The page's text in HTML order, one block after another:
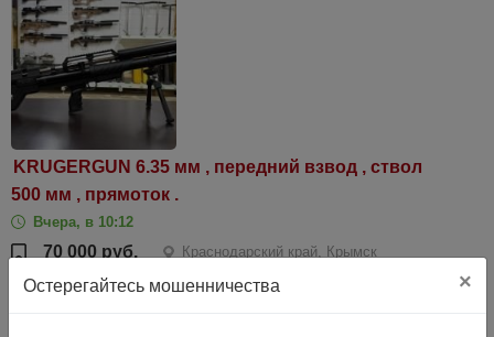
KRUGERGUN 6.35 мм , передний взвод , ствол
500 мм , прямоток .
Вчера, в 10:12
70 000 руб.
Краснодарский край, Крымск
Пневматическая винтовка KRUGERGUN калибром 6.35 мм с дульной
Остерегайтесь мошенничества ×